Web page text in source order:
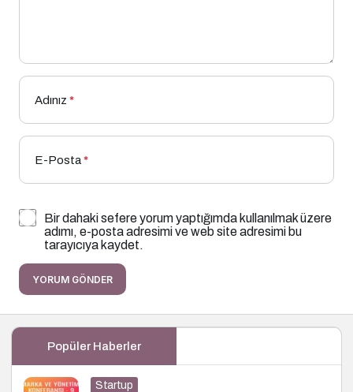
Adınız *
E-Posta*
Bir dahaki sefere yorum yaptığımda kullanılmak üzere
adımı, e-posta adresimi ve web site adresimi bu
tarayıcıya kaydet.
YORUM GÖNDER
Popüler Haberler
Startup